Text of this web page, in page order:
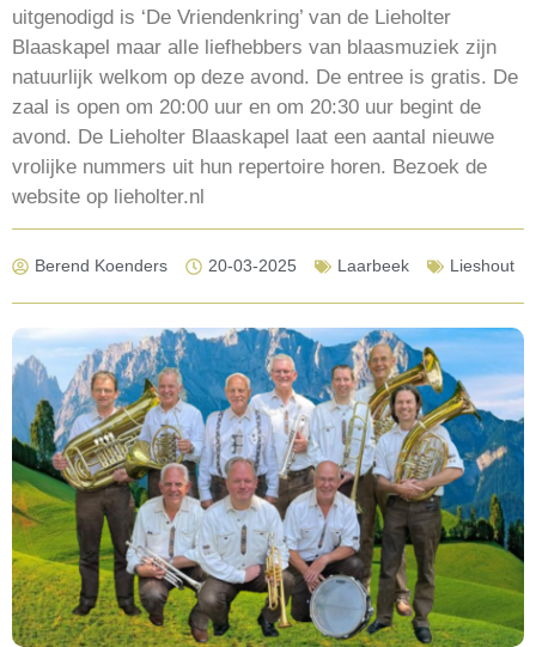
uitgenodigd is ‘De Vriendenkring’ van de Lieholter
Blaaskapel maar alle liefhebbers van blaasmuziek zijn
natuurlijk welkom op deze avond. De entree is gratis. De
zaal is open om 20:00 uur en om 20:30 uur begint de
avond. De Lieholter Blaaskapel laat een aantal nieuwe
vrolijke nummers uit hun repertoire horen. Bezoek de
website op lieholter.nl
Berend Koenders 20-03-2025 Laarbeek Lieshout